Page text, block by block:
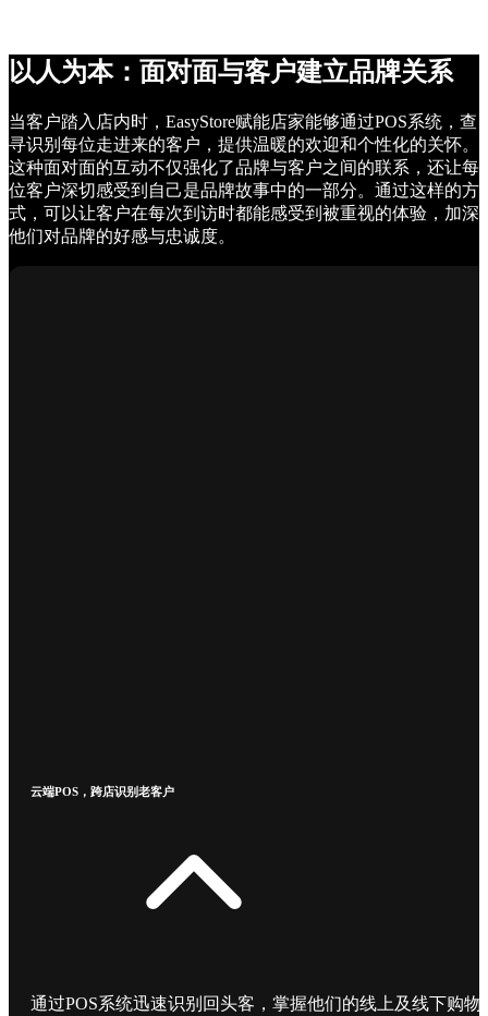
以人为本：面对面与客户建立品牌关系
当客户踏入店内时，EasyStore赋能店家能够通过POS系统，查
寻识别每位走进来的客户，提供温暖的欢迎和个性化的关怀。
这种面对面的互动不仅强化了品牌与客户之间的联系，还让每
位客户深切感受到自己是品牌故事中的一部分。通过这样的方
式，可以让客户在每次到访时都能感受到被重视的体验，加深
他们对品牌的好感与忠诚度。
云端POS，跨店识别老客户
通过POS系统迅速识别回头客，掌握他们的线上及线下购物